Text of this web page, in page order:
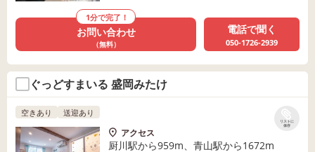
1分で完了！
お問い合わせ
（無料）
電話で聞く
050-1726-2939
ぐっどすまいる 盛岡みたけ
リストに
保存
空きあり 送迎あり
アクセス
厨川駅から959m、青山駅から1672m